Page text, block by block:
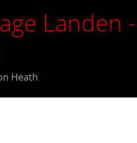
Landen -
Heath